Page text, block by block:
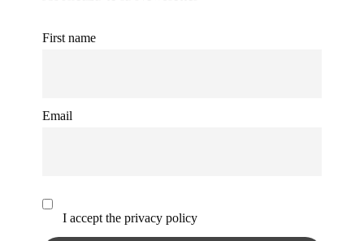
First name
Email
I accept the privacy policy